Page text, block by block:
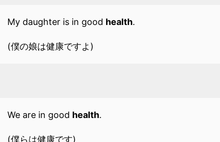
My daughter is in good health.
(僕の娘は健康ですよ)
We are in good health.
(僕らは健康です)